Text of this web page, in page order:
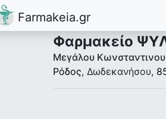
Farmakeia.gr
Φαρμακείο
Μεγάλου
Ρόδος, Δωδεκανήσου,